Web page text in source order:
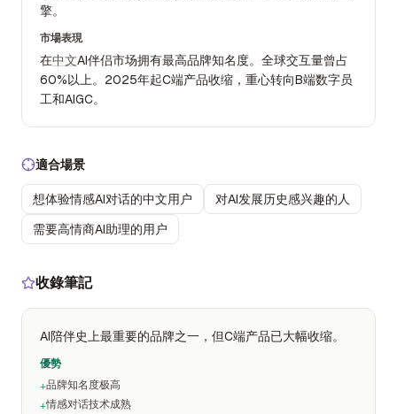
擎。
市場表現
在中文AI伴侣市场拥有最高品牌知名度。全球交互量曾占
60%以上。2025年起C端产品收缩，重心转向B端数字员
工和AIGC。
適合場景
想体验情感AI对话的中文用户
对AI发展历史感兴趣的人
需要高情商AI助理的用户
收錄筆記
AI陪伴史上最重要的品牌之一，但C端产品已大幅收缩。
優勢
+品牌知名度极高
+情感对话技术成熟